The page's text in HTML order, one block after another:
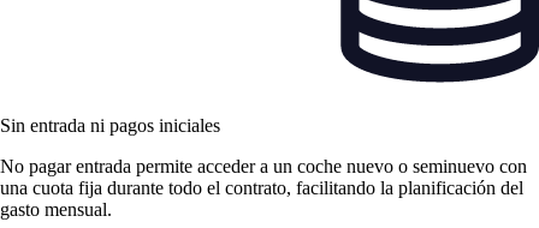
Sin entrada ni pagos iniciales
No pagar entrada permite acceder a un coche nuevo o seminuevo con
una cuota fija durante todo el contrato, facilitando la planificación del
gasto mensual.